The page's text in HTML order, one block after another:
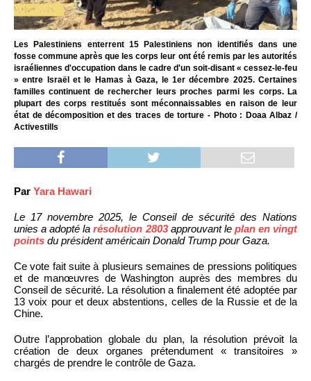
Les Palestiniens enterrent 15 Palestiniens non identifiés dans une
fosse commune après que les corps leur ont été remis par les autorités
israéliennes d'occupation dans le cadre d'un soit-disant « cessez-le-feu
» entre Israël et le Hamas à Gaza, le 1er décembre 2025. Certaines
familles continuent de rechercher leurs proches parmi les corps. La
plupart des corps restitués sont méconnaissables en raison de leur
état de décomposition et des traces de torture - Photo : Doaa Albaz /
Activestills
Par Yara Hawari
Le 17 novembre 2025, le Conseil de sécurité des Nations
unies a adopté larésolution 2803approuvant le plan en vingt
points du président américain Donald Trump pour Gaza.
Ce vote fait suite à plusieurs semaines de pressions politiques
et de manœuvres de Washington auprès des membres du
Conseil de sécurité. La résolution a finalement été adoptée par
13 voix pour et deux abstentions, celles de la Russie et de la
Chine.
Outre l’approbation globale du plan, la résolution prévoit la
création de deux organes prétendument « transitoires »
chargés de prendre le contrôle de Gaza.